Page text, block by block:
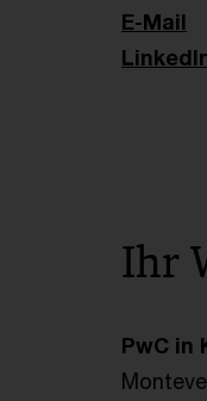
E-Mail
Ihr
PwC in